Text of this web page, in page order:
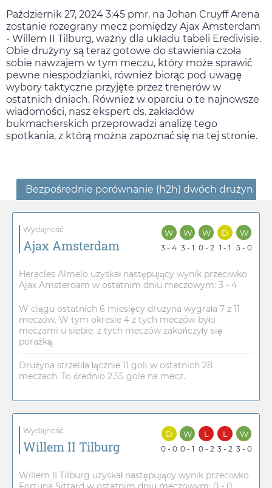
Październik 27, 2024 3:45 pmr. na Johan Cruyff Arena
zostanie rozegrany mecz pomiędzy Ajax Amsterdam
- Willem II Tilburg, ważny dla układu tabeli Eredivisie.
Obie drużyny są teraz gotowe do stawienia czoła
sobie nawzajem w tym meczu, który może sprawić
pewne niespodzianki, również biorąc pod uwagę
wybory taktyczne przyjęte przez trenerów w
ostatnich dniach. Również w oparciu o te najnowsze
wiadomości, nasz ekspert ds. zakładów
bukmacherskich przeprowadzi analizę tego
spotkania, z którą można zapoznać się na tej stronie.
Bezpośrednie porównanie (h2h) dwóch drużyn
Wydajność
Ajax Amsterdam
W
3 - 4
W
3 - 1
W
0 - 2
D
1 - 1
W
5 - 0
Heracles Almelo uzyskał następujący wynik przeciwko
Ajax Amsterdam w ostatnim dniu meczowym: 3 - 4
W ciągu ostatnich 6 miesięcy drużyna wygrała 7 z 11
meczów. W tym okresie 4 z tych meczów było
meczami u siebie. z tych meczów zakończyły się
porażką.
Drużyna strzeliła łącznie 11 goli w ostatnich 28
meczach. To średnio 2.55 gole na mecz.
Wydajność
Willem II Tilburg
D
0 - 0
W
0 - 1
L
0 - 2
L
3 - 2
W
3 - 0
Willem II Tilburg uzyskał następujący wynik przeciwko